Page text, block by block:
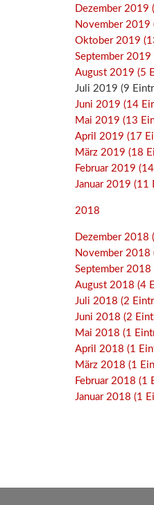
Dezember 2019
November 2019
Oktober 2019
September 2019
August 2019 (5
Juli 2019 (9
Juni 2019 (14
Mai 2019 (13
April 2019 (17
März 2019 (18
Februar 2019
Januar 2019 (11
2018
Dezember 2018
November 2018
September 2018
August 2018 (4
Juli 2018 (2
Juni 2018 (2
Mai 2018 (1
April 2018 (1
März 2018 (1
Februar 2018 (1
Januar 2018 (1